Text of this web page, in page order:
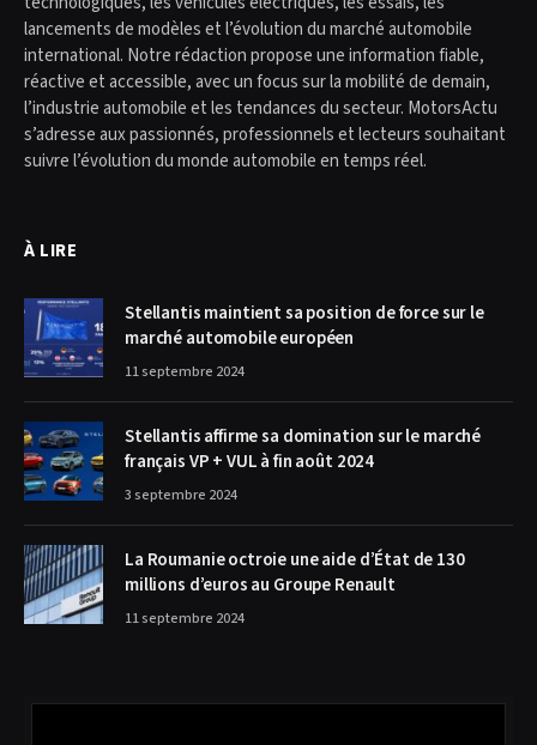
lancements de modèles et l’évolution du marché automobile
international. Notre rédaction propose une information fiable,
réactive et accessible, avec un focus sur la mobilité de demain,
l’industrie automobile et les tendances du secteur. MotorsActu
s’adresse aux passionnés, professionnels et lecteurs souhaitant
suivre l’évolution du monde automobile en temps réel.
À LIRE
Stellantis maintient sa position de force sur le
marché automobile européen
11 septembre 2024
Stellantis affirme sa domination sur le marché
français VP + VUL à fin août 2024
3 septembre 2024
La Roumanie octroie une aide d’État de 130
millions d’euros au Groupe Renault
11 septembre 2024